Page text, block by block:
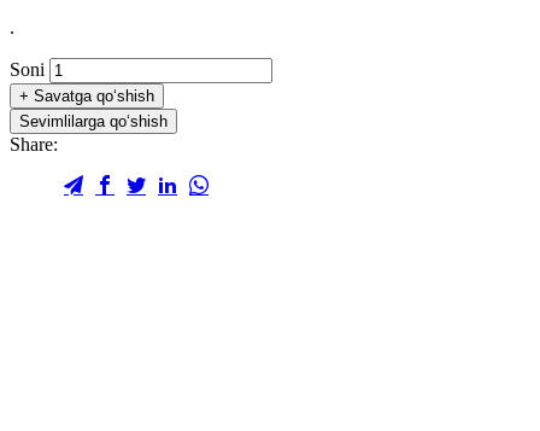
.
Soni
+ Savatga qo‘shish
Sevimlilarga qo‘shish
Share: